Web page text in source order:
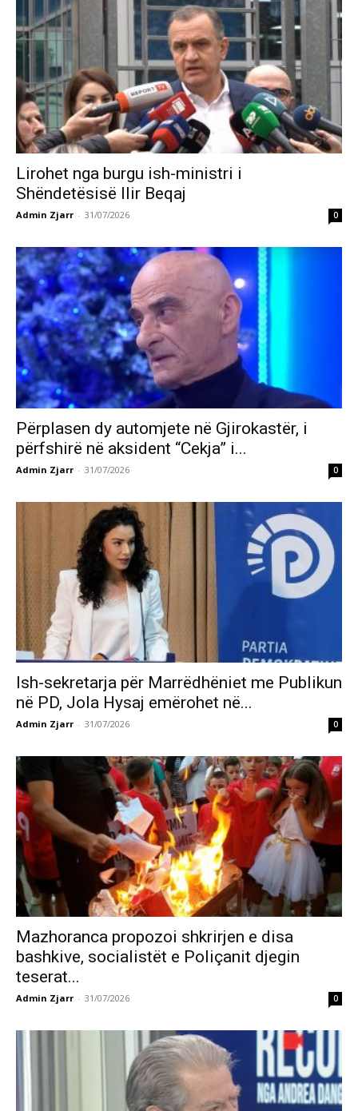
Lirohet nga burgu ish-ministri i
Shëndetësisë Ilir Beqaj
Admin Zjarr - 31/07/2026 0
Përplasen dy automjete në Gjirokastër, i
përfshirë në aksident “Cekja” i...
Admin Zjarr - 31/07/2026 0
Ish-sekretarja për Marrëdhëniet me Publikun
në PD, Jola Hysaj emërohet në...
Admin Zjarr - 31/07/2026 0
Mazhoranca propozoi shkrirjen e disa
bashkive, socialistët e Poliçanit djegin
teserat...
Admin Zjarr - 31/07/2026 0